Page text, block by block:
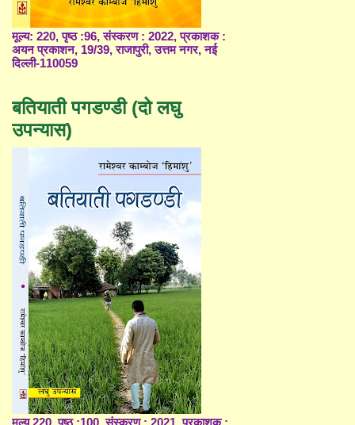
मूल्य: 220, पृष्ठ :96, संस्करण : 2022, प्रकाशक :
अयन प्रकाशन, 19/39, राजापुरी, उत्तम नगर, नई
दिल्ली-110059
बतियाती पगडण्डी (दो लघु
उपन्यास)